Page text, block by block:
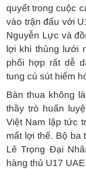
quyết trong cuộc
vào trận đấu với
Nguyễn Lực và
lợi khi thủng lưới
phối hợp rất dễ
tung cú sút hiểm
Bàn thua không
thầy trò huấn
Việt Nam lập tức
mất lợi thế. Bộ ba
Lê Trọng Đại
hàng thủ U17